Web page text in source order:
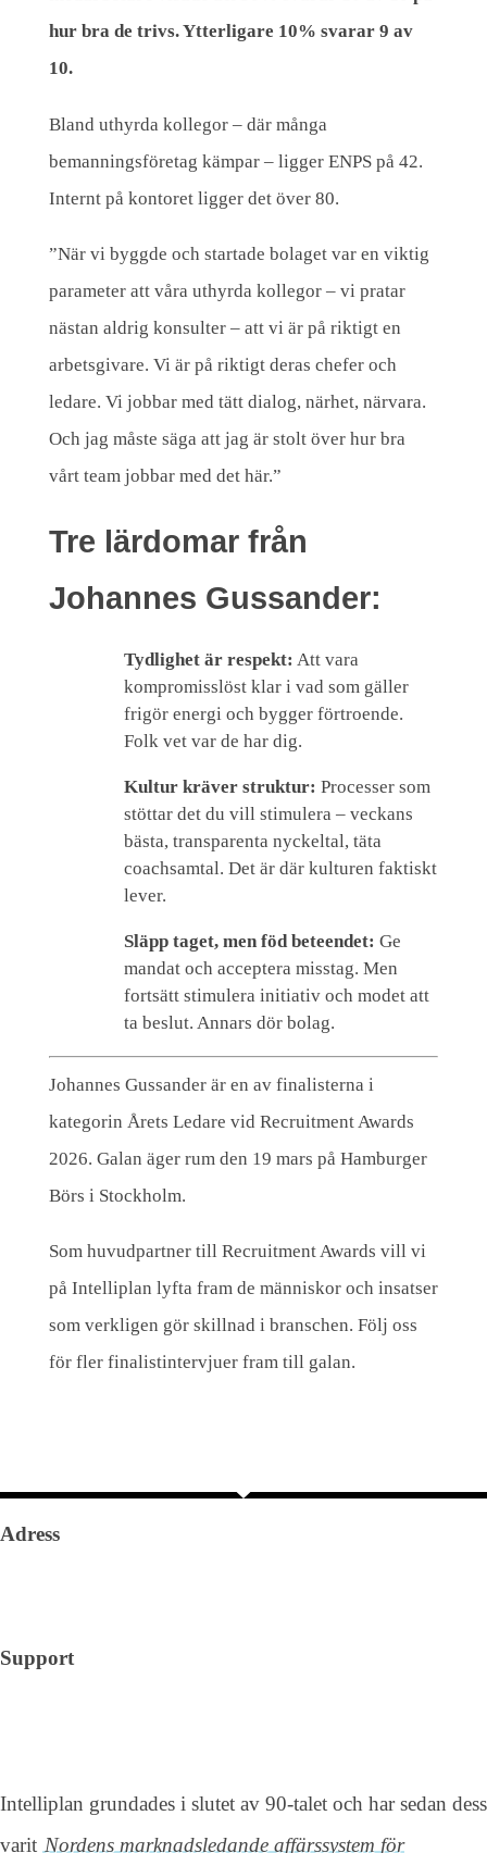
hur bra de trivs. Ytterligare 10% svarar 9 av
10.
Bland uthyrda kollegor – där många
bemanningsföretag kämpar – ligger ENPS på 42.
Internt på kontoret ligger det över 80.
”När vi byggde och startade bolaget var en viktig
parameter att våra uthyrda kollegor – vi pratar
nästan aldrig konsulter – att vi är på riktigt en
arbetsgivare. Vi är på riktigt deras chefer och
ledare. Vi jobbar med tätt dialog, närhet, närvara.
Och jag måste säga att jag är stolt över hur bra
vårt team jobbar med det här.”
Tre lärdomar från
Johannes Gussander:
Tydlighet är respekt: Att vara
kompromisslöst klar i vad som gäller
frigör energi och bygger förtroende.
Folk vet var de har dig.
Kultur kräver struktur: Processer som
stöttar det du vill stimulera – veckans
bästa, transparenta nyckeltal, täta
coachsamtal. Det är där kulturen faktiskt
lever.
Släpp taget, men föd beteendet: Ge
mandat och acceptera misstag. Men
fortsätt stimulera initiativ och modet att
ta beslut. Annars dör bolag.
Johannes Gussander är en av finalisterna i
kategorin Årets Ledare vid Recruitment Awards
2026. Galan äger rum den 19 mars på Hamburger
Börs i Stockholm.
Som huvudpartner till Recruitment Awards vill vi
på Intelliplan lyfta fram de människor och insatser
som verkligen gör skillnad i branschen. Följ oss
för fler finalistintervjuer fram till galan.
Adress
Support
Intelliplan grundades i slutet av 90-talet och har sedan dess
varit Nordens marknadsledande affärssystem för